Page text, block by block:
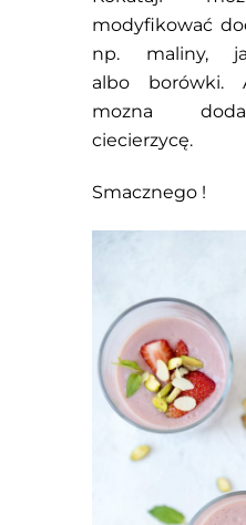
modyfikować
np. maliny,
albo borówki.
mozna
ciecierzycę.
Smacznego !